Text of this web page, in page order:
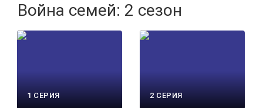
Война семей: 2 сезон
1 СЕРИЯ 2 СЕРИЯ